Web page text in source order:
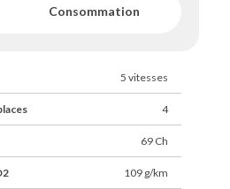
Consommation
5 vitesses
4
69 Ch
109 g/km